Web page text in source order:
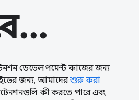
ডেভেলপমেন্ট কাজের জন্য
জন্য, আমাদেরশুরু করা
কী করতে পারে এবং